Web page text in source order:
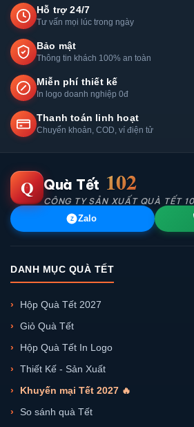
Hỗ trợ 24/7
Tư vấn mọi lúc trong ngày
Bảo mật
Thông tin khách 100% an toàn
Miễn phí thiết kế
In logo doanh nghiệp 0đ
Thanh toán linh hoạt
Chuyển khoản, COD, ví điện tử
Q Quà Tết 102
CÔNG TY SẢN XUẤT QUÀ TẾT
Z Zalo
DANH MỤC QUÀ TẾT
Hộp Quà Tết 2027
Giỏ Quà Tết
Hộp Quà Tết In Logo
Thiết Kế - Sản Xuất
Khuyến mại Tết 2027 🔥
So sánh quà Tết